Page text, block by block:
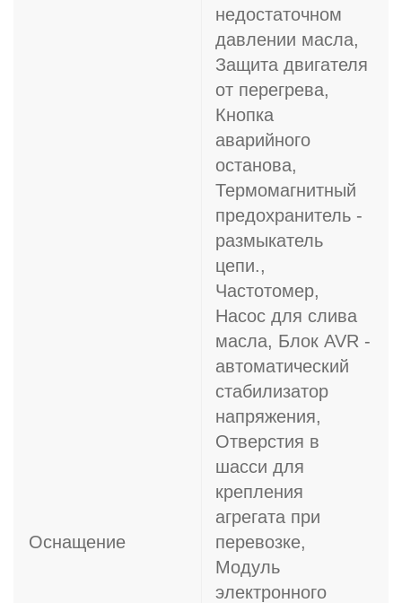
Оснащение
недостаточном
давлении масла,
Защита двигателя
от перегрева,
Кнопка
аварийного
останова,
Термомагнитный
предохранитель -
размыкатель
цепи.,
Частотомер,
Насос для слива
масла, Блок AVR -
автоматический
стабилизатор
напряжения,
Отверстия в
шасси для
крепления
агрегата при
перевозке,
Модуль
электронного